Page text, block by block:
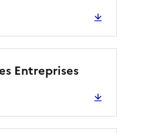
Entreprises